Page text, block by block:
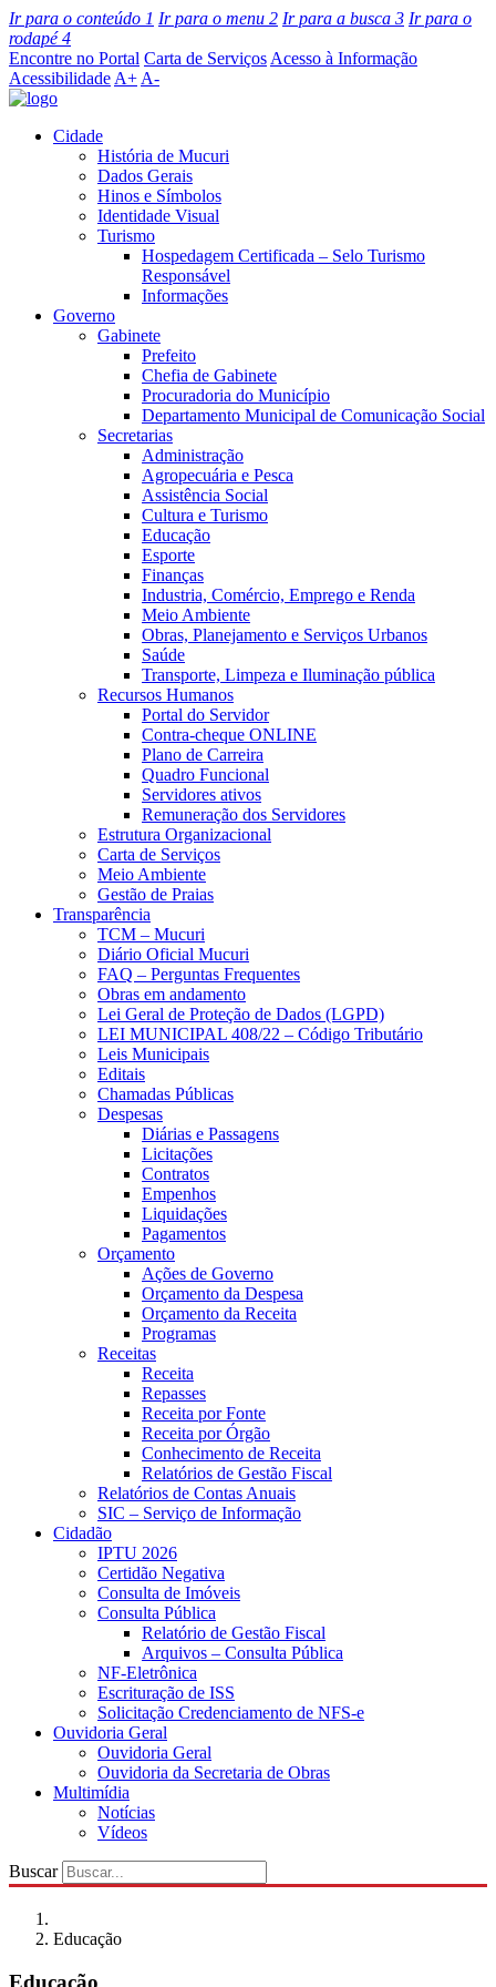
Ir para o conteúdo 1 Ir para o menu 2 Ir para a busca 3 Ir para o
rodapé4
Encontre no Portal Carta de Serviços Acesso à Informação
Acessibilidade A+ A-
Cidade
História de Mucuri
Dados Gerais
Hinos e Símbolos
Identidade Visual
Turismo
Hospedagem Certificada – Selo Turismo
Responsável
Informações
Governo
Gabinete
Prefeito
Chefia de Gabinete
Procuradoria do Município
Departamento Municipal de Comunicação Social
Secretarias
Administração
Agropecuária e Pesca
Assistência Social
Cultura e Turismo
Educação
Esporte
Finanças
Industria, Comércio, Emprego e Renda
Meio Ambiente
Obras, Planejamento e Serviços Urbanos
Saúde
Transporte, Limpeza e Iluminação pública
Recursos Humanos
Portal do Servidor
Contra-cheque ONLINE
Plano de Carreira
Quadro Funcional
Servidores ativos
Remuneração dos Servidores
Estrutura Organizacional
Carta de Serviços
Meio Ambiente
Gestão de Praias
Transparência
TCM – Mucuri
Diário Oficial Mucuri
FAQ – Perguntas Frequentes
Obras em andamento
Lei Geral de Proteção de Dados (LGPD)
LEI MUNICIPAL 408/22 – Código Tributário
Leis Municipais
Editais
Chamadas Públicas
Despesas
Diárias e Passagens
Licitações
Contratos
Empenhos
Liquidações
Pagamentos
Orçamento
Ações de Governo
Orçamento da Despesa
Orçamento da Receita
Programas
Receitas
Receita
Repasses
Receita por Fonte
Receita por Órgão
Conhecimento de Receita
Relatórios de Gestão Fiscal
Relatórios de Contas Anuais
SIC – Serviço de Informação
Cidadão
IPTU 2026
Certidão Negativa
Consulta de Imóveis
Consulta Pública
Relatório de Gestão Fiscal
Arquivos – Consulta Pública
NF-Eletrônica
Escrituração de ISS
Solicitação Credenciamento de NFS-e
Ouvidoria Geral
Ouvidoria Geral
Ouvidoria da Secretaria de Obras
Multimídia
Notícias
Vídeos
Buscar
Educação
Educação